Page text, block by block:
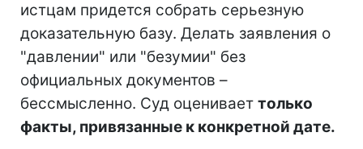
истцам придется собрать серьезную
доказательную базу. Делать заявления о
"давлении" или "безумии" без
официальных документов –
бессмысленно. Суд оценивает только
факты, привязанные к конкретной дате.